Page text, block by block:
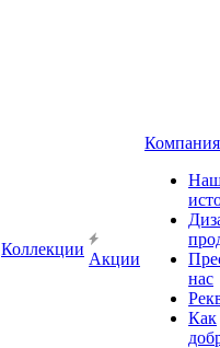
Коллекции
Акции
Компания
нас
Как